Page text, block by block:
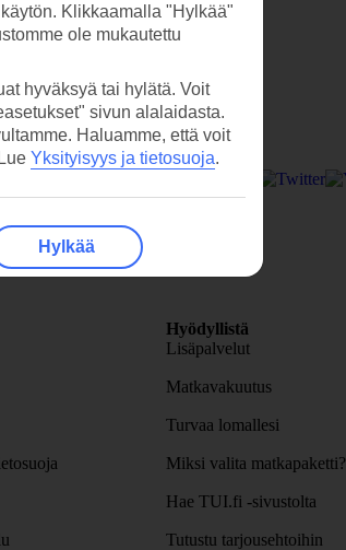
Hyödyllistä
Lisäpalvelut
Matkavakuutus
Turvaa lomallesi
Miksi valita matkapaketti?
Hae TUI.fi -sivustolta
Tutustu tarjousehtoihin
Klikkaamalla "Hylkää"
ole mukautettu
hyväksyä tai hylätä. Voit
sivun alalaidasta.
Haluamme, että voit
Yksityisyys ja tietosuoja.
Hylkää